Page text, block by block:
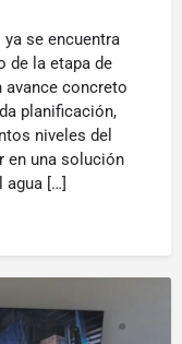
se encuentra
de la etapa de
avance concreto
planificación,
niveles del
en una solución
agua […]